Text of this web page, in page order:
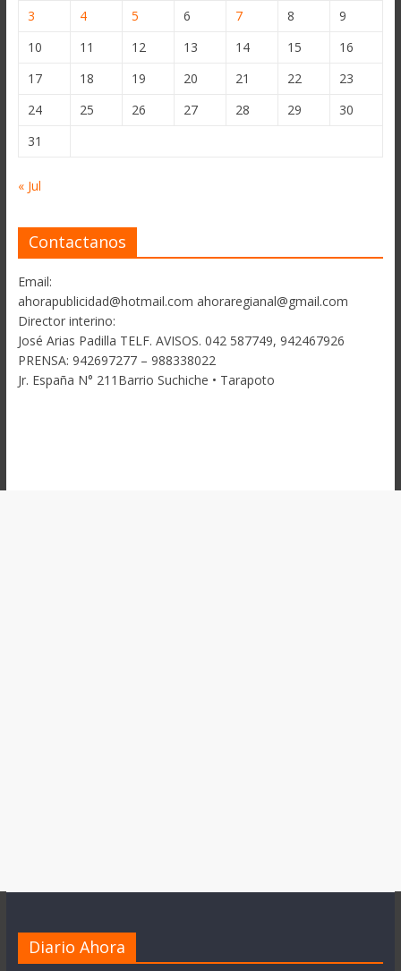
3
4 5 6 7 8
9
10
11 12 13 14 15
16
17
18 19 20 21 22
23
24
25 26 27 28 29
30
31
« Jul
Contactanos
Email:
ahorapublicidad@hotmail.com ahoraregianal@gmail.com
Director interino:
José Arias Padilla TELF. AVISOS. 042 587749, 942467926
PRENSA: 942697277 – 988338022
Jr. España N° 211Barrio Suchiche • Tarapoto
Diario Ahora